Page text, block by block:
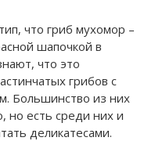
что гриб мухомор –
шапочкой в
что это
грибов с
Большинство из них
но есть среди них и
деликатесами.